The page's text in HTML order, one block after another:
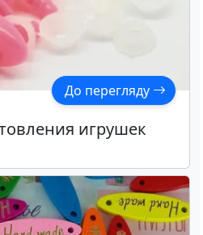
До перегляду
игрушек